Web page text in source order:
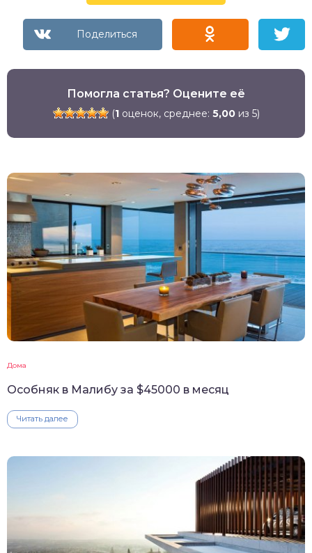
Помогла статья? Оцените её
(1оценок, среднее: 5,00из 5)
Дома
Особняк в Малибу за $45000 в месяц
Читать далее